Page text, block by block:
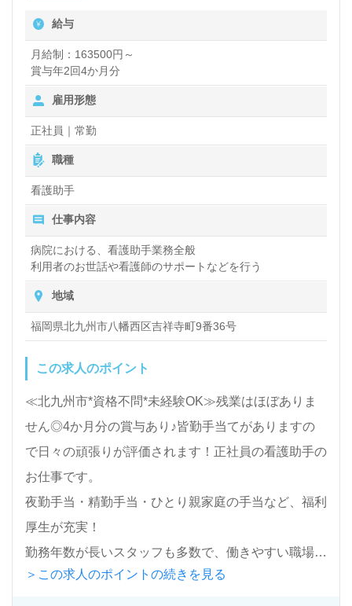
給与
月給制：163500円～
賞与年2回4か月分
雇用形態
正社員｜常勤
職種
看護助手
仕事内容
病院における、看護助手業務全般
利用者のお世話や看護師のサポートなどを行う
地域
福岡県北九州市八幡西区吉祥寺町9番36号
この求人のポイント
≪北九州市*資格不問*未経験OK≫残業はほぼありま
せん◎4か月分の賞与あり♪皆勤手当てがありますの
で日々の頑張りが評価されます！正社員の看護助手の
お仕事です。
夜勤手当・精勤手当・ひとり親家庭の手当など、福利
厚生が充実！
勤務年数が長いスタッフも多数で、働きやすい職場で
す！
＞この求人のポイントの続きを見る